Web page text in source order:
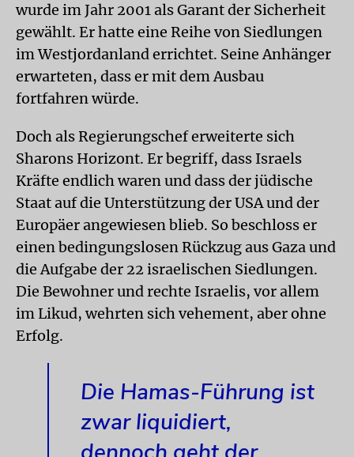
wurde im Jahr 2001 als Garant der Sicherheit
gewählt. Er hatte eine Reihe von Siedlungen
im Westjordanland errichtet. Seine Anhänger
erwarteten, dass er mit dem Ausbau
fortfahren würde.
Doch als Regierungschef erweiterte sich
Sharons Horizont. Er begriff, dass Israels
Kräfte endlich waren und dass der jüdische
Staat auf die Unterstützung der USA und der
Europäer angewiesen blieb. So beschloss er
einen bedingungslosen Rückzug aus Gaza und
die Aufgabe der 22 israelischen Siedlungen.
Die Bewohner und rechte Israelis, vor allem
im Likud, wehrten sich vehement, aber ohne
Erfolg.
Die Hamas-Führung ist
zwar liquidiert,